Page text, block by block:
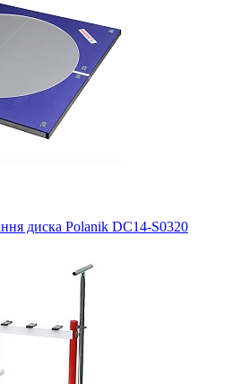
диска Polanik DC14-S0320